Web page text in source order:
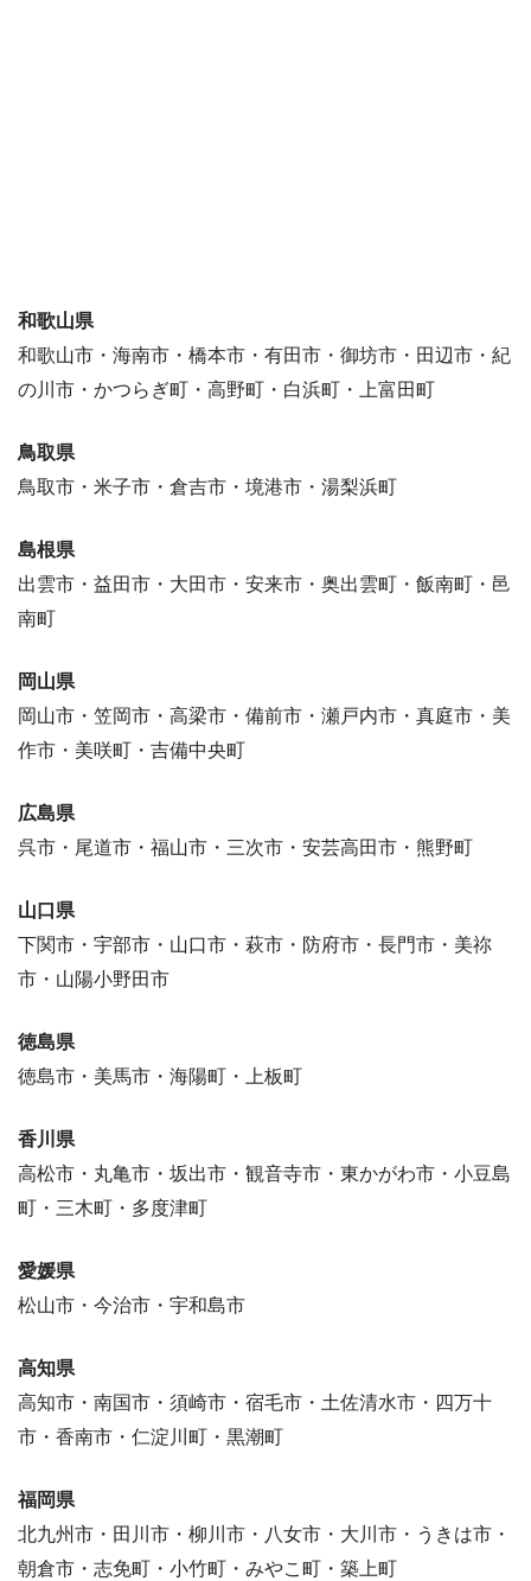
和歌山県
和歌山市・海南市・橋本市・有田市・御坊市・田辺市・紀
の川市・かつらぎ町・高野町・白浜町・上富田町
鳥取県
鳥取市・米子市・倉吉市・境港市・湯梨浜町
島根県
出雲市・益田市・大田市・安来市・奥出雲町・飯南町・邑
南町
岡山県
岡山市・笠岡市・高梁市・備前市・瀬戸内市・真庭市・美
作市・美咲町・吉備中央町
広島県
呉市・尾道市・福山市・三次市・安芸高田市・熊野町
山口県
下関市・宇部市・山口市・萩市・防府市・長門市・美祢
市・山陽小野田市
徳島県
徳島市・美馬市・海陽町・上板町
香川県
高松市・丸亀市・坂出市・観音寺市・東かがわ市・小豆島
町・三木町・多度津町
愛媛県
松山市・今治市・宇和島市
高知県
高知市・南国市・須崎市・宿毛市・土佐清水市・四万十
市・香南市・仁淀川町・黒潮町
福岡県
北九州市・田川市・柳川市・八女市・大川市・うきは市・
朝倉市・志免町・小竹町・みやこ町・築上町